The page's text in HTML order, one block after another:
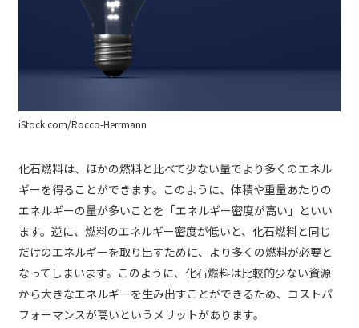
iStock.com/Rocco-Herrmann
化石燃料は、ほかの燃料と比べて少ない量でより多くのエネル
ギーを得ることができます。このように、体積や重量あたりの
エネルギーの量が多いことを「エネルギー密度が高い」といい
ます。逆に、燃料のエネルギー密度が低いと、化石燃料と同じ
だけのエネルギーを取り出すために、より多くの燃料が必要と
なってしまいます。このように、化石燃料は比較的少ない資源
から大きなエネルギーを生み出すことができるため、コストパ
フォーマンスが高いというメリットがあります。